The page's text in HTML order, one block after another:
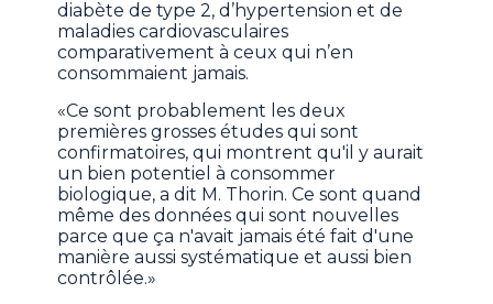
diabète de type 2, d’hypertension et de
maladies cardiovasculaires
comparativement à ceux qui n’en
consommaient jamais.
«Ce sont probablement les deux
premières grosses études qui sont
confirmatoires, qui montrent qu'il y aurait
un bien potentiel à consommer
biologique, a dit M. Thorin. Ce sont quand
même des données qui sont nouvelles
parce que ça n'avait jamais été fait d'une
manière aussi systématique et aussi bien
contrôlée.»